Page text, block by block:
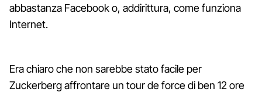
abbastanza Facebook o, addirittura, come funziona
Internet.
Era chiaro che non sarebbe stato facile per
Zuckerberg affrontare un tour de force di ben 12 ore